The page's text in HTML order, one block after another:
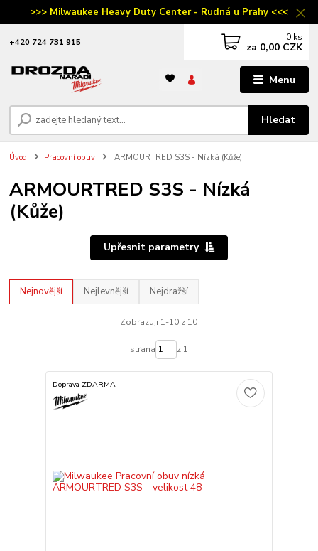
>>> Milwaukee Heavy Duty Center - Rudná u Prahy <<<
Menu
Hledat
‭+420 724 731 915 0 ks
za 0,00 CZK
Úvod Pracovní obuv ARMOURTRED S3S - Nízká (Kůže)
ARMOURTRED S3S - Nízká
(Kůže)
Upřesnit parametry
Nejnovější Nejlevnější Nejdražší
Zobrazuji 1-10 z 10
strana z 1
Doprava ZDARMA